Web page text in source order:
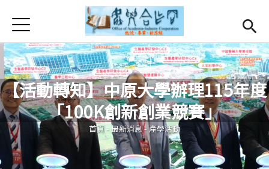
首頁
首頁
Open
最新消息
Open
關於我們
Open submenu (服務項目)
服務項目
Open submenu (研發能量)
研發能量
Jump to Navigation
Jump to Main content
【活動轉知】中原大學辦理115年度
「100K創新創業競賽」
您在這裡
首頁-最新消息-產學活動